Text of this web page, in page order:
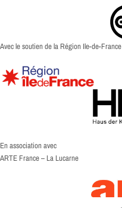
Avec le soutien de la Région Ile-de-France
En association avec
ARTE France – La Lucarne